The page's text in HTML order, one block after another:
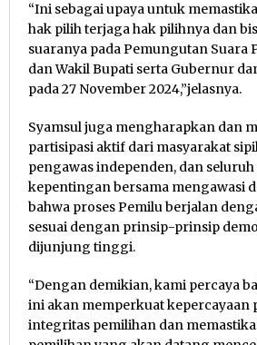
“Ini sebagai upaya untuk
hak pilih terjaga hak pilihnya dan
suaranya pada Pemungutan Suara
dan Wakil Bupati serta Gubernur
pada 27 November 2024,”jelasnya.
Syamsul juga mengharapkan dan
partisipasi aktif dari masyarakat
pengawas independen, dan
kepentingan bersama mengawasi
bahwa proses Pemilu berjalan
sesuai dengan prinsip-prinsip
dijunjung tinggi.
“Dengan demikian, kami percaya
ini akan memperkuat kepercayaan
integritas pemilihan dan